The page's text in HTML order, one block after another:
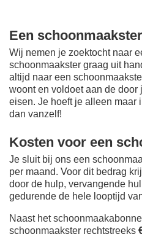
Een
Wij nemen je zoektocht naar
schoonmaakster graag uit
altijd naar een
woont en voldoet aan de
eisen. Je hoeft je alleen maar
dan vanzelf!
Kosten voor een
Je sluit bij ons een
per maand. Voor dit bedrag
door de hulp, vervangende
gedurende de hele looptijd
Naast het
schoonmaakster rechtstreeks